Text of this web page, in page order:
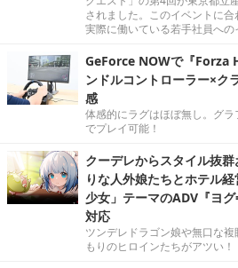
されました。このイベントに
実際に働いている若手社員への
GeForce NOWで『Forza
ンドルコントローラー×ク
感
体感的にラグはほぼ無し。グ
でプレイ可能！
クーデレからスタイル抜
りな人外娘たちとホテル
少女」テーマのADV『ヨ
対応
ツンデレドラゴン娘や無口な
もりのヒロインたちがアツい！